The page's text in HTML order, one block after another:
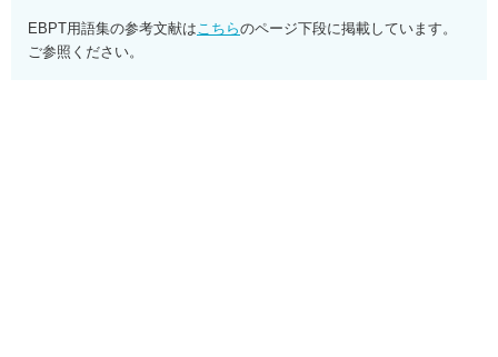
EBPT用語集の参考文献はこちらのページ下段に掲載しています。
ご参照ください。